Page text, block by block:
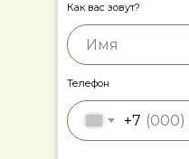
Как вас зовут?
Телефон
+7